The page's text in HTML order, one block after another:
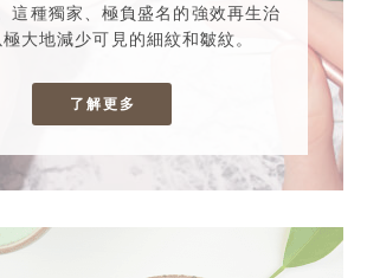
這種獨家、極負盛名的強效再生治
大地減少可見的細紋和皺紋。
了解更多